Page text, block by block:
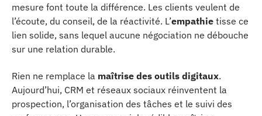
mesure font toute la différence. Les clients veulent de
l’écoute, du conseil, de la réactivité. L’empathie tisse ce
lien solide, sans lequel aucune négociation ne débouche
sur une relation durable.
Rien ne remplace la maîtrise des outils digitaux.
Aujourd’hui, CRM et réseaux sociaux réinventent la
prospection, l’organisation des tâches et le suivi des